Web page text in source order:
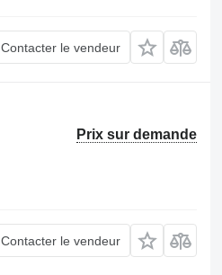
Contacter le vendeur
Prix sur demande
Contacter le vendeur